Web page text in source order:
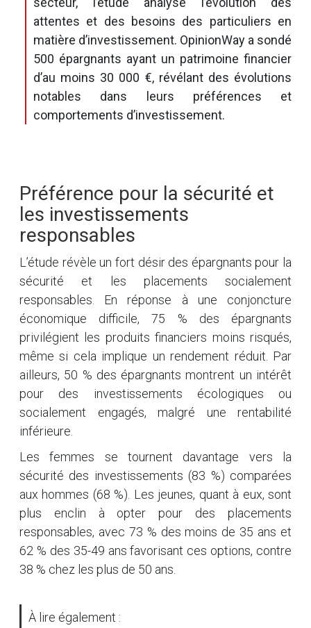
attentes et des besoins des particuliers en
matière d’investissement. OpinionWay a sondé
500 épargnants ayant un patrimoine financier
d’au moins 30 000 €, révélant des évolutions
notables dans leurs préférences et
comportements d’investissement.
Préférence pour la sécurité et
les investissements
responsables
L’étude révèle un fort désir des épargnants pour la
sécurité et les placements socialement
responsables. En réponse à une conjoncture
économique difficile, 75 % des épargnants
privilégient les produits financiers moins risqués,
même si cela implique un rendement réduit. Par
ailleurs, 50 % des épargnants montrent un intérêt
pour des investissements écologiques ou
socialement engagés, malgré une rentabilité
inférieure.
Les femmes se tournent davantage vers la
sécurité des investissements (83 %) comparées
aux hommes (68 %). Les jeunes, quant à eux, sont
plus enclin à opter pour des placements
responsables, avec 73 % des moins de 35 ans et
62 % des 35-49 ans favorisant ces options, contre
38 % chez les plus de 50 ans.
À lire également :